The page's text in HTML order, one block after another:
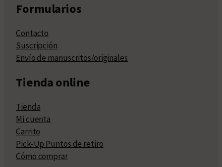
Formularios
Contacto
Suscripción
Envío de manuscritos/originales
Tienda online
Tienda
Mi cuenta
Carrito
Pick-Up Puntos de retiro
Cómo comprar